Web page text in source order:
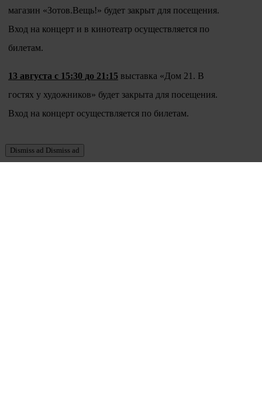
магазин «Зотов.Вещь!» будет закрыт для посещения.
Вход на концерт и в кинотеатр осуществляется по
билетам.
13 августа с 15:30 до 21:15 выставка «Дом 21. В
гостях у художников» будет закрыта для посещения.
Вход на концерт осуществляется по билетам.
Dismiss ad Dismiss ad